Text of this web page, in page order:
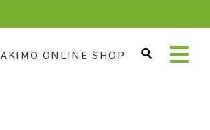
AKIMO ONLINE SHOP